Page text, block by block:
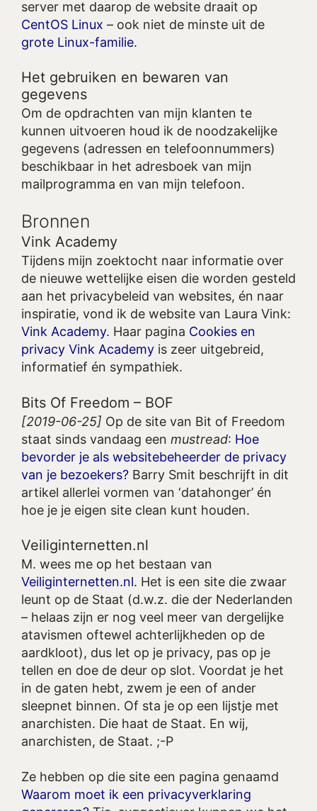
server met daarop de website draait op
CentOS Linux – ook niet de minste uit de
grote Linux-familie.
Het gebruiken en bewaren van
gegevens
Om de opdrachten van mijn klanten te
kunnen uitvoeren houd ik de noodzakelijke
gegevens (adressen en telefoonnummers)
beschikbaar in het adresboek van mijn
mailprogramma en van mijn telefoon.
Bronnen
Vink Academy
Tijdens mijn zoektocht naar informatie over
de nieuwe wettelijke eisen die worden gesteld
aan het privacybeleid van websites, én naar
inspiratie, vond ik de website van Laura Vink:
Vink Academy. Haar pagina Cookies en
privacy Vink Academy is zeer uitgebreid,
informatief én sympathiek.
Bits Of Freedom – BOF
[2019-06-25] Op de site van Bit of Freedom
staat sinds vandaag een mustread: Hoe
bevorder je als websitebeheerder de privacy
van je bezoekers? Barry Smit beschrijft in dit
artikel allerlei vormen van ‘datahonger’ én
hoe je je eigen site clean kunt houden.
Veiliginternetten.nl
M. wees me op het bestaan van
Veiliginternetten.nl. Het is een site die zwaar
leunt op de Staat (d.w.z. die der Nederlanden
– helaas zijn er nog veel meer van dergelijke
atavismen oftewel achterlijkheden op de
aardkloot), dus let op je privacy, pas op je
tellen en doe de deur op slot. Voordat je het
in de gaten hebt, zwem je een of ander
sleepnet binnen. Of sta je op een lijstje met
anarchisten. Die haat de Staat. En wij,
anarchisten, de Staat. ;-P
Ze hebben op die site een pagina genaamd
Waarom moet ik een privacyverklaring